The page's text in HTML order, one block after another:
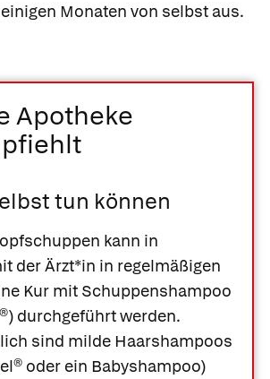
Monaten von selbst aus.
Apotheke
tun können
kann in
der Ärzt*in in regelmäßigen
Kur mit Schuppenshampoo
) durchgeführt werden.
sind milde Haarshampoos
oder ein Babyshampoo)